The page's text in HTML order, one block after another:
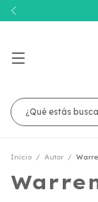
Inicio / Autor /